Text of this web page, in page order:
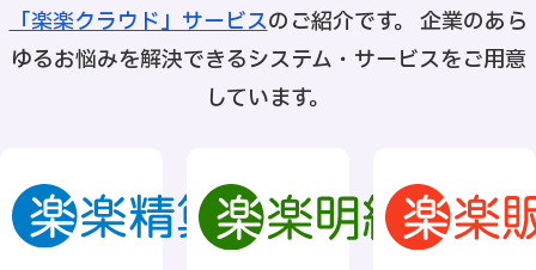
「楽楽クラウド」サービスのご紹介です。 企業のあら
ゆるお悩みを解決できるシステム・サービスをご用意
しています。